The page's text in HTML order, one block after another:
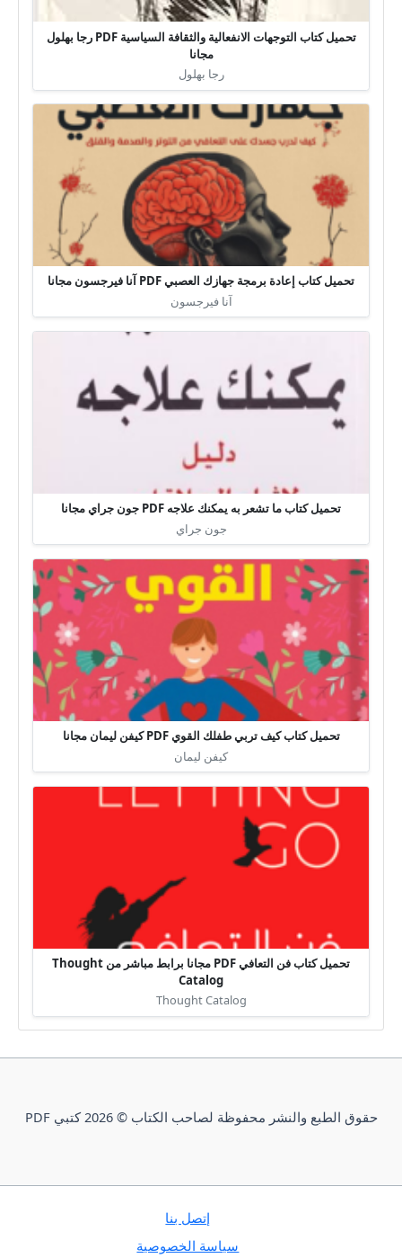
تحميل كتاب التوجهات الانفعالية والثقافة السياسية PDF رجا بهلول
مجانا
رجا بهلول
تحميل كتاب إعادة برمجة جهازك العصبي PDF آنا فيرجسون مجانا
آنا فيرجسون
تحميل كتاب ما تشعر به يمكنك علاجه PDF جون جراي مجانا
جون جراي
تحميل كتاب كيف تربي طفلك القوي PDF كيفن ليمان مجانا
كيفن ليمان
تحميل كتاب فن التعافي PDF مجانا برابط مباشر من Thought
Catalog
Thought Catalog
حقوق الطبع والنشر محفوظة لصاحب الكتاب © 2026 كتبي PDF
إتصل بنا
سياسة الخصوصية